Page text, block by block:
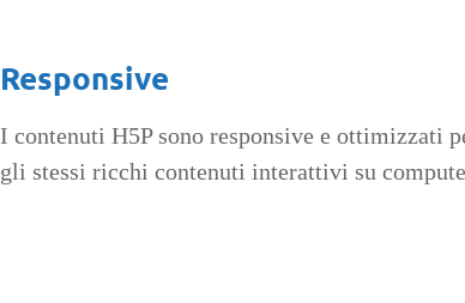
Responsive
I contenuti H5P sono responsive e
gli stessi ricchi contenuti interattivi su